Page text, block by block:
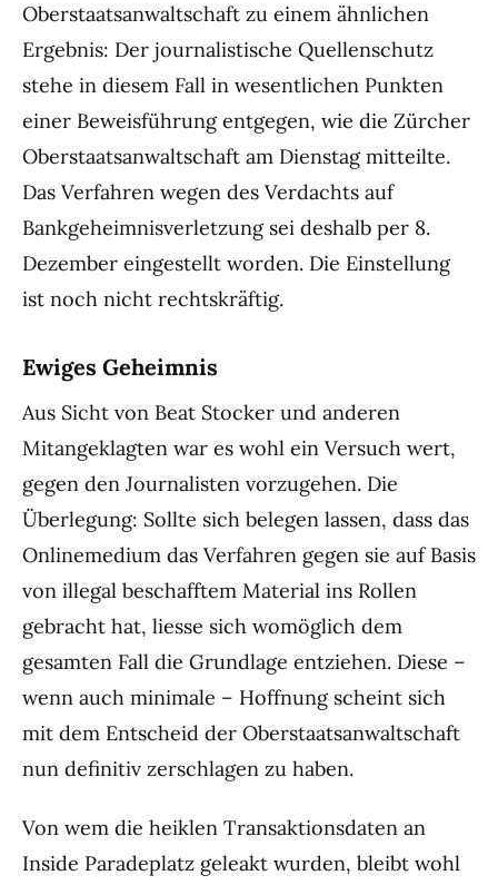
Oberstaatsanwaltschaft zu einem ähnlichen
Ergebnis: Der journalistische Quellenschutz
stehe in diesem Fall in wesentlichen Punkten
einer Beweisführung entgegen, wie die Zürcher
Oberstaatsanwaltschaft am Dienstag mitteilte.
Das Verfahren wegen des Verdachts auf
Bankgeheimnisverletzung sei deshalb per 8.
Dezember eingestellt worden. Die Einstellung
ist noch nicht rechtskräftig.
Ewiges Geheimnis
Aus Sicht von Beat Stocker und anderen
Mitangeklagten war es wohl ein Versuch wert,
gegen den Journalisten vorzugehen. Die
Überlegung: Sollte sich belegen lassen, dass das
Onlinemedium das Verfahren gegen sie auf Basis
von illegal beschafftem Material ins Rollen
gebracht hat, liesse sich womöglich dem
gesamten Fall die Grundlage entziehen. Diese –
wenn auch minimale – Hoffnung scheint sich
mit dem Entscheid der Oberstaatsanwaltschaft
nun definitiv zerschlagen zu haben.
Von wem die heiklen Transaktionsdaten an
Inside Paradeplatz geleakt wurden, bleibt wohl